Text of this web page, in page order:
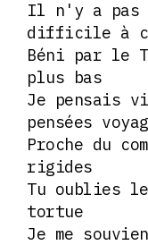
Il n'y a pas
difficile à
Béni par le
plus bas
Je pensais
pensées
Proche du
rigides
Tu oublies
tortue
Je me